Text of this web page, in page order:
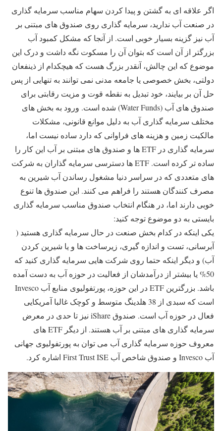
اگر علاقه ای به گشتن و پیدا کردن سهام مناسب سرمایه گذاری
در صنعت آب ندارید، سرمایه گذاری روی صندوق های مبتنی بر
آب نیز گزینه بسیار خوبی است. از آنجا که مشکل کمبود آب
بزرگتر از آن است که بتوان آن را مسکوت نگه داشت و درک این
موضوع که این چالش، آنقدر بزرگ هست که هیچکدام از ذینفعان
دولتی، بخش خصوصی یا جامعه مدنی نمی توانند به تنهایی از پس
حل آن بر بیایند، خود تبدیل به نقطه قوت و مزیت رقابتی برای
صندوق های آب (Water Funds) شده است. ورود به بخش های
مختلف سرمایه گذاری آب به دلیل موانع قانونی، مشکلات
مالکیت زمین و هزینه های فراوانی که دارد ساده نیست اما،
سرمایه گذاری در ETF ها و صندوق های مبتنی بر آب این کار را
ساده تر کرده است. ETF ها دسترسی سرمایه گذاران به شرکت
های متعددی که در سراسر دنیا مشغول رساندن آب شیرین به
مصرف کنندگان هستند را فراهم می کنند. این صندوق ها تنوع
خوبی دارند اما، در هنگام انتخاب صندوق مناسب سرمایه گذاری
بایستی به دو موضوع توجه کنید:
یکی اینکه در کدام بخش صنعت در حال سرمایه گذاری هستید (
آبرسانی، تست و اندازه گیری، زیرساخت ها و یا شیرین کردن
آب) و دیگر اینکه حتما روی شرکت هایی سرمایه گذاری کنید که
50% یا بیشتر از درآمدشان از فعالیت در حوزه آب به دست آمده
باشد. بزرگترین ETF در این حوزه، پورتفولیوی منابع آب Invesco
است که سبدی از 38 هلدینگ متوسط و کوچک غالبا آمریکایی
فعال در حوزه آب است. صندوق iShare نیز تا حدی در معرض
سرمایه گذاری های مبتنی بر آب هستند. از دیگر ETF های
معروف حوزه سرمایه گذاری آب می توان به پورتفولیوی جهانی
آب Invesco و صندوق شاخص آب First Trust ISE اشاره کرد.